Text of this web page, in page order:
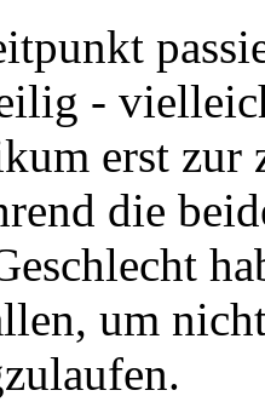
-
erst zur
die
um